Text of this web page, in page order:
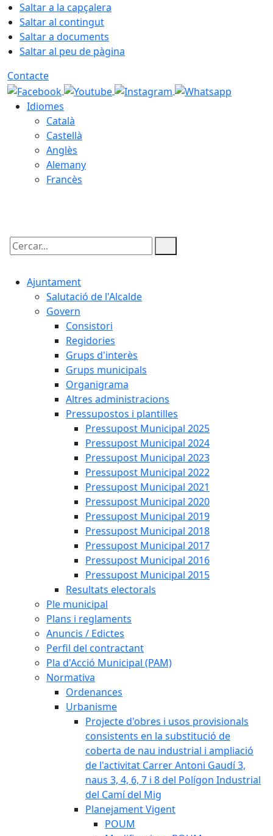
Saltar a la capçalera
Saltar al contingut
Saltar a documents
Saltar al peu de pàgina
Contacte
Idiomes
Català
Castellà
Anglès
Alemany
Francès
Cercar:
Ajuntament
Salutació de l'Alcalde
Govern
Consistori
Regidories
Grups d'interès
Grups municipals
Organigrama
Altres administracions
Pressupostos i plantilles
Pressupost Municipal 2025
Pressupost Municipal 2024
Pressupost Municipal 2023
Pressupost Municipal 2022
Pressupost Municipal 2021
Pressupost Municipal 2020
Pressupost Municipal 2019
Pressupost Municipal 2018
Pressupost Municipal 2017
Pressupost Municipal 2016
Pressupost Municipal 2015
Resultats electorals
Ple municipal
Plans i reglaments
Anuncis / Edictes
Perfil del contractant
Pla d'Acció Municipal (PAM)
Normativa
Ordenances
Urbanisme
Projecte d'obres i usos provisionals
consistents en la substitució de
coberta de nau industrial i ampliació
de l'activitat Carrer Antoni Gaudí 3,
naus 3, 4, 6, 7 i 8 del Polígon Industrial
del Camí del Mig
Planejament Vigent
POUM